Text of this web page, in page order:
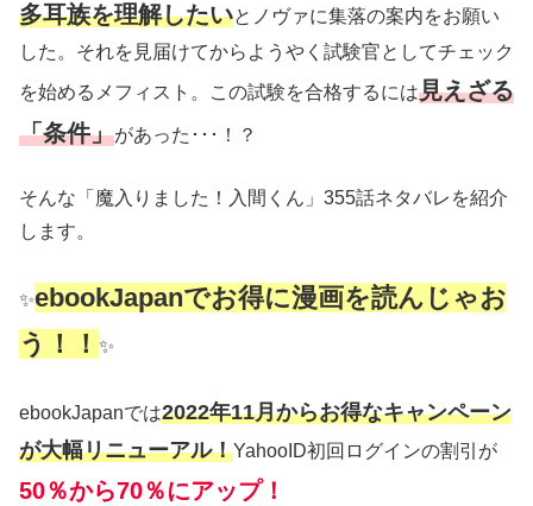
多耳族を理解したいとノヴァに集落の案内をお願い
した。それを見届けてからようやく試験官としてチェック
を始めるメフィスト。この試験を合格するには見えざる
「条件」があった･･･！？
そんな「魔入りました！入間くん」355話ネタバレを紹介
します。
✨ebookJapanでお得に漫画を読んじゃお
う！！ ✨
ebookJapanでは2022年11月からお得なキャンペーン
が大幅リニューアル！YahooID初回ログインの割引が
50％から70％にアップ！